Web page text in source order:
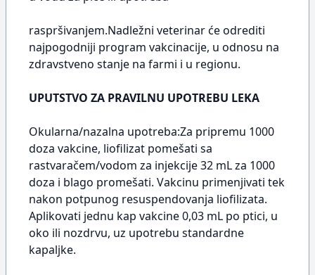
raspršivanjem.Nadležni veterinar će odrediti
najpogodniji program vakcinacije, u odnosu na
zdravstveno stanje na farmi i u regionu.
UPUTSTVO ZA PRAVILNU UPOTREBU LEKA
Okularna/nazalna upotreba:Za pripremu 1000
doza vakcine, liofilizat pomešati sa
rastvaračem/vodom za injekcije 32 mL za 1000
doza i blago promešati. Vakcinu primenjivati tek
nakon potpunog resuspendovanja liofilizata.
Aplikovati jednu kap vakcine 0,03 mL po ptici, u
oko ili nozdrvu, uz upotrebu standardne
kapaljke.